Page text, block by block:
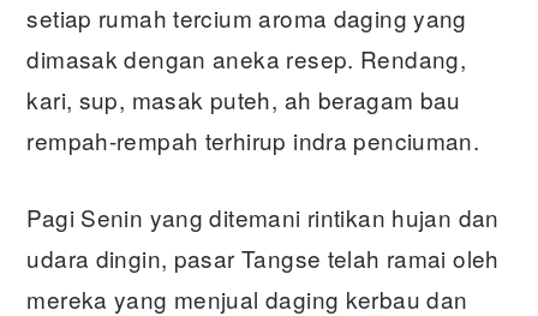
setiap rumah tercium aroma daging yang
dimasak dengan aneka resep. Rendang,
kari, sup, masak puteh, ah beragam bau
rempah-rempah terhirup indra penciuman.
Pagi Senin yang ditemani rintikan hujan dan
udara dingin, pasar Tangse telah ramai oleh
mereka yang menjual daging kerbau dan